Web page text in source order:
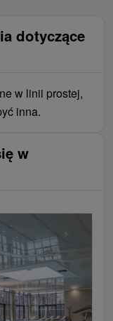
dotyczące
w linii prostej,
inna.
w